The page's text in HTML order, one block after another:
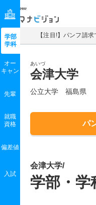
マナビジョ
【注目!】パンフ請
あいづ
会津大学
公立大学 福島県
パ
学部
学科
オー
キャン
先輩
就職
資格
偏差値
入試
会津大学/
学部・学